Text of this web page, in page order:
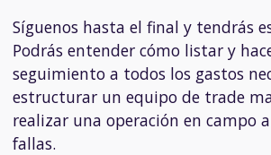
Síguenos hasta el final y tendrás
Podrás entender cómo listar y
seguimiento a todos los gastos
estructurar un equipo de trade
realizar una operación en campo
fallas.